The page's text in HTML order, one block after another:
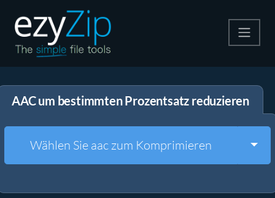
Entpacken
Weitere Tools
AAC um bestimmten Prozentsatz reduzieren
Wählen Sie aac zum Komprimieren